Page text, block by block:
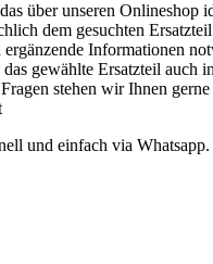
über unseren Onlineshop
dem gesuchten
ergänzende Informationen
das gewählte Ersatzteil auch
stehen wir Ihnen
und einfach via Whatsapp.